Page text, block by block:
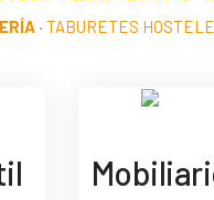
· TABURETES